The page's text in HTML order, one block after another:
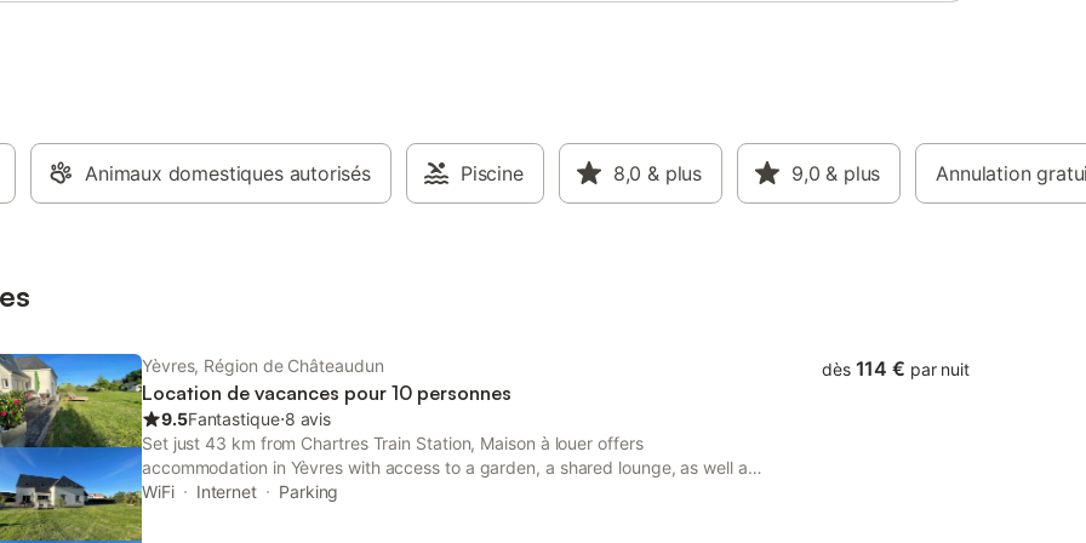
entretenu entoure le
offrant un espace
pour profiter du plein air. (
stage à la semaine ou au
Animaux domestiques autorisés Piscine 8,0 & plus 9,0 & plus Annulation
Yèvres, Région de Châteaudun
Location de vacances pour 10 personnes
9.5Fantastique⋅8 avis
Set just 43 km from Chartres Train Station, Maison à louer offers
accommodation in Yèvres with access to a garden, a shared lounge, as well as
a shared kitchen.
WiFi Internet Parking
dès 114 € par nuit